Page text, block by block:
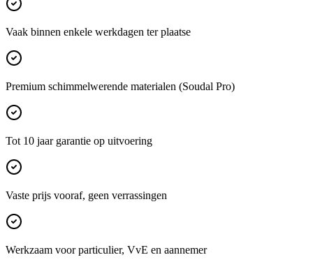
Vaak binnen enkele werkdagen ter plaatse
Premium schimmelwerende materialen (Soudal Pro)
Tot 10 jaar garantie op uitvoering
Vaste prijs vooraf, geen verrassingen
Werkzaam voor particulier, VvE en aannemer